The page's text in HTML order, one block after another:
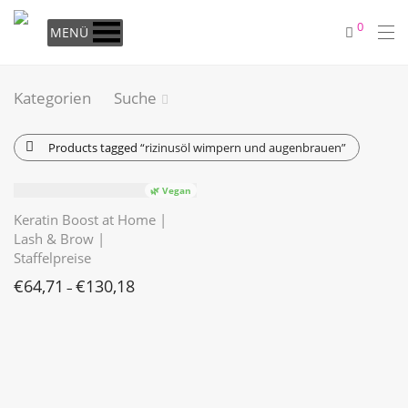
MENÜ 0
Kategorien Suche
Products tagged “rizinusöl wimpern und augenbrauen”
🌿 Vegan
Keratin Boost at Home |
Lash & Brow |
Staffelpreise
€64,71 – €130,18